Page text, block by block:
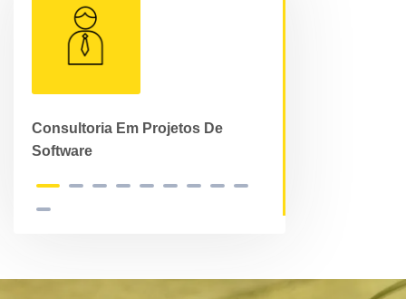
Consultoria Em Projetos De
Software